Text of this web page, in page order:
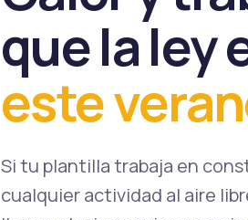
que la ley
este
Si tu plantilla trabaja en
cualquier actividad al aire